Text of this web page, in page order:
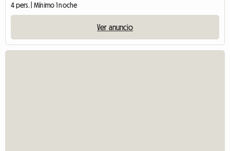
4 pers. | Mínimo 1 noche
Ver anuncio